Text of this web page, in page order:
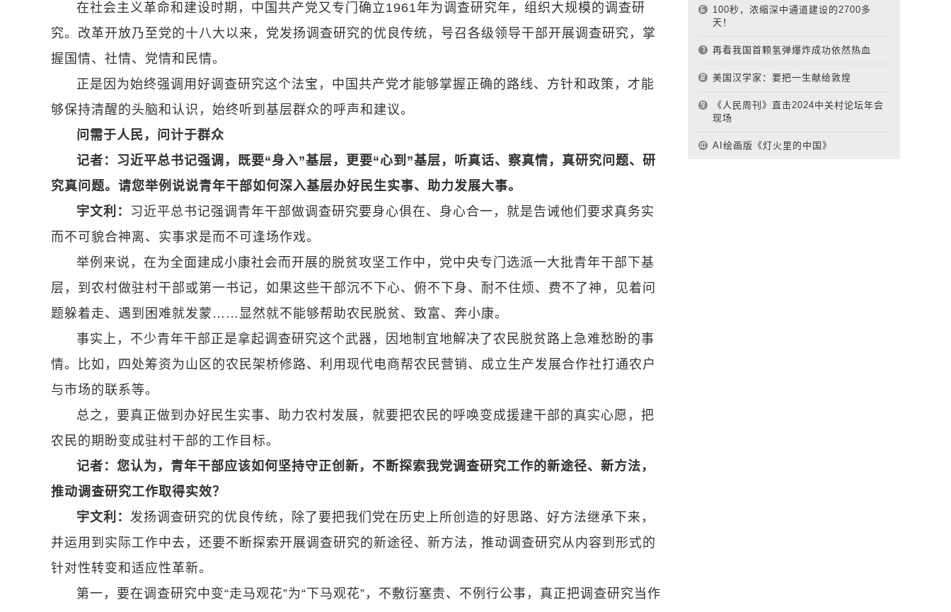
在社会主义革命和建设时期，中国共产党又专门确立1961年为调查研究年，组织大规模的调查研
究。改革开放乃至党的十八大以来，党发扬调查研究的优良传统，号召各级领导干部开展调查研究，掌
握国情、社情、党情和民情。
正是因为始终强调用好调查研究这个法宝，中国共产党才能够掌握正确的路线、方针和政策，才能
够保持清醒的头脑和认识，始终听到基层群众的呼声和建议。
问需于人民，问计于群众
记者：习近平总书记强调，既要“身入”基层，更要“心到”基层，听真话、察真情，真研究问题、研
究真问题。请您举例说说青年干部如何深入基层办好民生实事、助力发展大事。
宇文利： 习近平总书记强调青年干部做调查研究要身心俱在、身心合一，就是告诫他们要求真务实
而不可貌合神离、实事求是而不可逢场作戏。
举例来说，在为全面建成小康社会而开展的脱贫攻坚工作中，党中央专门选派一大批青年干部下基
层，到农村做驻村干部或第一书记，如果这些干部沉不下心、俯不下身、耐不住烦、费不了神，见着问
题躲着走、遇到困难就发蒙……显然就不能够帮助农民脱贫、致富、奔小康。
事实上，不少青年干部正是拿起调查研究这个武器，因地制宜地解决了农民脱贫路上急难愁盼的事
情。比如，四处筹资为山区的农民架桥修路、利用现代电商帮农民营销、成立生产发展合作社打通农户
与市场的联系等。
总之，要真正做到办好民生实事、助力农村发展，就要把农民的呼唤变成援建干部的真实心愿，把
农民的期盼变成驻村干部的工作目标。
记者：您认为，青年干部应该如何坚持守正创新，不断探索我党调查研究工作的新途径、新方法，
推动调查研究工作取得实效？
宇文利： 发扬调查研究的优良传统，除了要把我们党在历史上所创造的好思路、好方法继承下来，
并运用到实际工作中去，还要不断探索开展调查研究的新途径、新方法，推动调查研究从内容到形式的
针对性转变和适应性革新。
第一，要在调查研究中变“走马观花”为“下马观花”，不敷衍塞责、不例行公事，真正把调查研究当作
100秒，浓缩深中通道建设的2700多
天！
再看我国首颗氢弹爆炸成功依然热血
美国汉学家：要把一生献给敦煌
《人民周刊》直击2024中关村论坛年会
现场
AI绘画版《灯火里的中国》